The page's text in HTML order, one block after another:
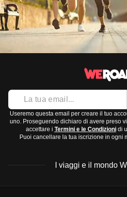
Useremo questa email per creare il tuo
uno. Proseguendo dichiaro di avere preso
accettare i Termini e le Condizionidi
Puoi cancellare la tua iscrizione in ogni
I viaggi e il mondo